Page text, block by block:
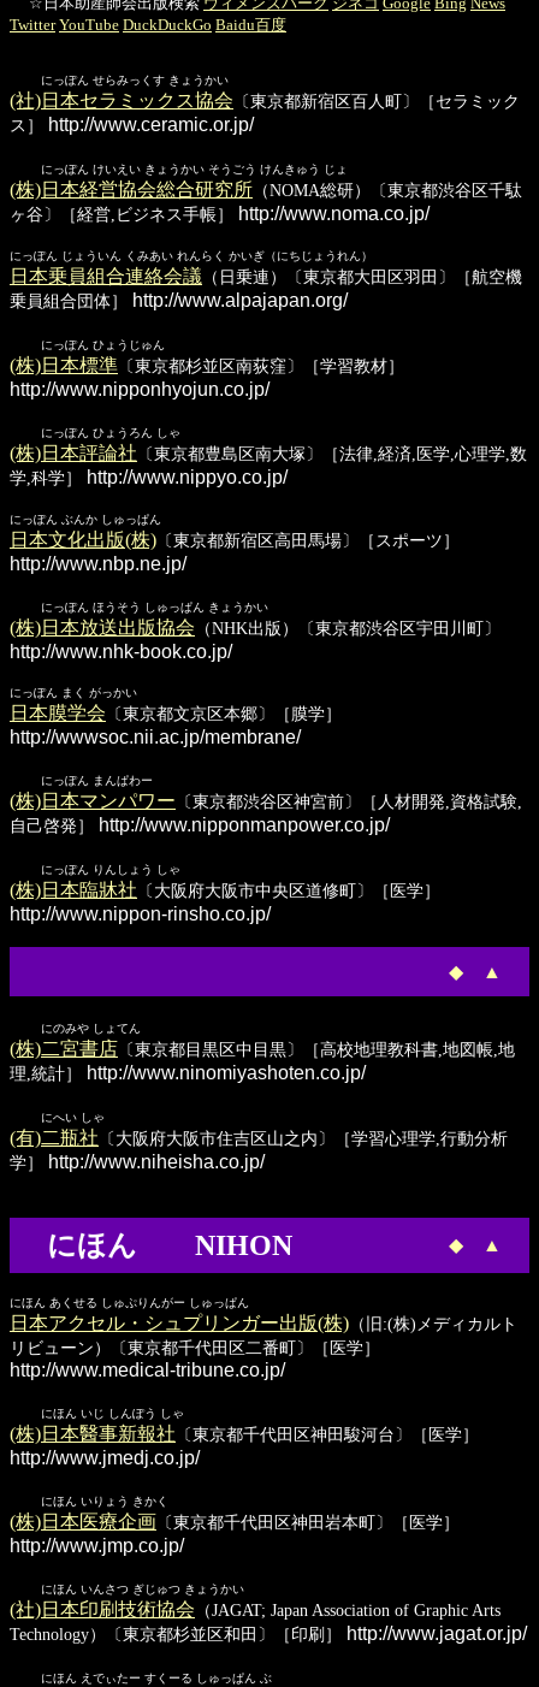
Twitter YouTube DuckDuckGo Baidu百度
にっぽん せらみっくす きょうかい
(社)日本セラミックス協会 〔東京都新宿区百人町〕［セラミック
ス］
http://www.ceramic.or.jp/
にっぽん けいえい きょうかい そうごう けんきゅう じょ
(株)日本経営協会総合研究所 （NOMA総研）〔東京都渋谷区千駄
ヶ谷〕［経営,ビジネス手帳］
http://www.noma.co.jp/
にっぽん じょういん くみあい れんらく かいぎ（にちじょうれん）
日本乗員組合連絡会議 （日乗連）〔東京都大田区羽田〕［航空機
乗員組合団体］
http://www.alpajapan.org/
にっぽん ひょうじゅん
(株)日本標準 〔東京都杉並区南荻窪〕［学習教材］
http://www.nipponhyojun.co.jp/
にっぽん ひょうろん しゃ
(株)日本評論社 〔東京都豊島区南大塚〕［法律,経済,医学,心理学,数
学,科学］
http://www.nippyo.co.jp/
にっぽん ぶんか しゅっぱん
日本文化出版(株) 〔東京都新宿区高田馬場〕［スポーツ］
http://www.nbp.ne.jp/
にっぽん ほうそう しゅっぱん きょうかい
(株)日本放送出版協会 （NHK出版）〔東京都渋谷区宇田川町〕
http://www.nhk-book.co.jp/
にっぽん まく がっかい
日本膜学会 〔東京都文京区本郷〕［膜学］
http://wwwsoc.nii.ac.jp/membrane/
にっぽん まんぱわー
(株)日本マンパワー 〔東京都渋谷区神宮前〕［人材開発,資格試験,
自己啓発］
http://www.nipponmanpower.co.jp/
にっぽん りんしょう しゃ
(株)日本臨牀社 〔大阪府大阪市中央区道修町〕［医学］
http://www.nippon-rinsho.co.jp/
◆ ▲
にのみや しょてん
(株)二宮書店 〔東京都目黒区中目黒〕［高校地理教科書,地図帳,地
理,統計］
http://www.ninomiyashoten.co.jp/
にへい しゃ
(有)二瓶社 〔大阪府大阪市住吉区山之内〕［学習心理学,行動分析
学］
http://www.niheisha.co.jp/
にほん NIHON ◆ ▲
にほん あくせる しゅぷりんがー しゅっぱん
日本アクセル・シュプリンガー出版(株) （旧:(株)メディカルト
リビューン）〔東京都千代田区二番町〕［医学］
http://www.medical-tribune.co.jp/
にほん いじ しんぽう しゃ
(株)日本醫事新報社 〔東京都千代田区神田駿河台〕［医学］
http://www.jmedj.co.jp/
にほん いりょう きかく
(株)日本医療企画 〔東京都千代田区神田岩本町〕［医学］
http://www.jmp.co.jp/
にほん いんさつ ぎじゅつ きょうかい
(社)日本印刷技術協会 （JAGAT; Japan Association of Graphic Arts
Technology）〔東京都杉並区和田〕［印刷］
http://www.jagat.or.jp/
にほん えでぃたー すくーる しゅっぱん ぶ